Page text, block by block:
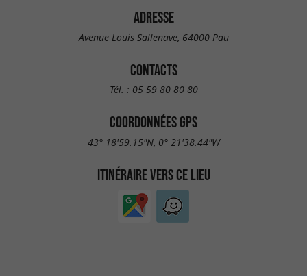
ADRESSE
Avenue Louis Sallenave, 64000 Pau
CONTACTS
Tél. : 05 59 80 80 80
COORDONNÉES GPS
43° 18'59.15"N, 0° 21'38.44"W
ITINÉRAIRE VERS CE LIEU